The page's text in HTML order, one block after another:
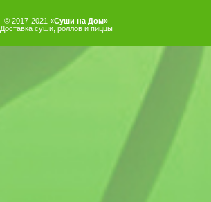
© 2017-2021 «Суши на Дом»
Доставка суши, роллов и пиццы